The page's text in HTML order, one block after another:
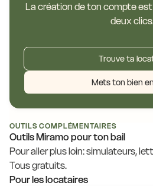
La création de ton compte
deux
Trouve ta
Mets ton bien
OUTILS COMPLÉMENTAIRES
Outils Miramo pour ton bail
Pour aller plus loin: simulateurs,
Tous gratuits.
Pour les locataires